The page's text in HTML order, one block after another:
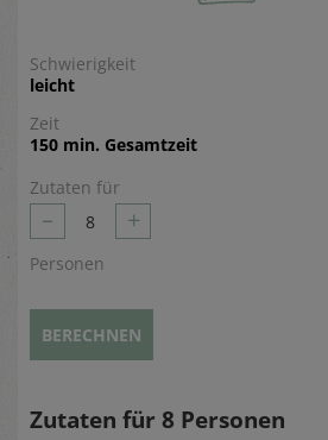
Schwierigkeit
leicht
Zeit
150 min. Gesamtzeit
Zutaten für
– 8 +
Personen
BERECHNEN
Zutaten für 8 Personen